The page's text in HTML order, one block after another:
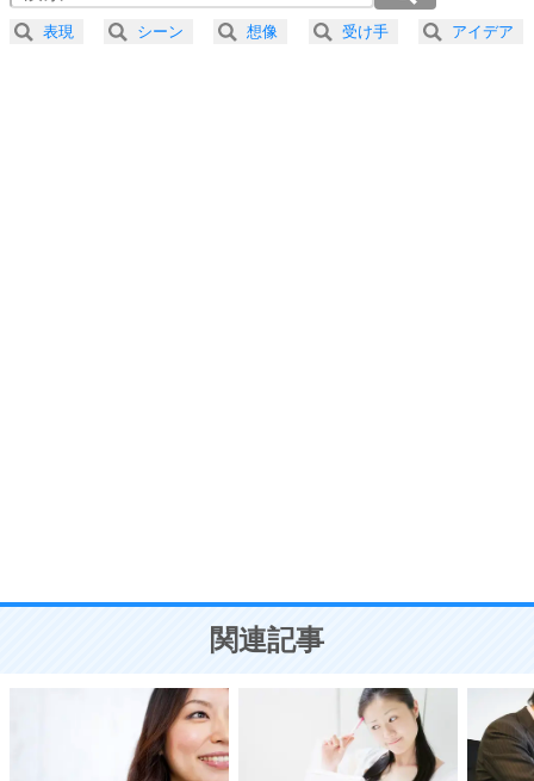
プラス思考
ことが大切。
2.5倍速 （324KB 1分22秒）
3.0倍速 （270KB 1分8秒）
表現 シーン 想像 受け手 アイデア
関連記事